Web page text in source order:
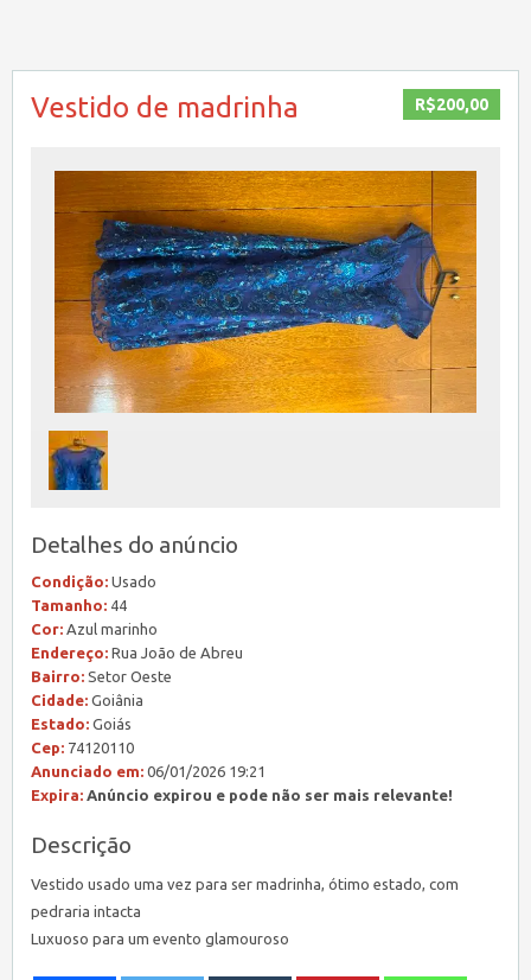
R$200,00
Vestido de madrinha
Detalhes do anúncio
Condição: Usado
Tamanho: 44
Cor: Azul marinho
Endereço: Rua João de Abreu
Bairro: Setor Oeste
Cidade: Goiânia
Estado: Goiás
Cep: 74120110
Anunciado em: 06/01/2026 19:21
Expira: Anúncio expirou e pode não ser mais relevante!
Descrição
Vestido usado uma vez para ser madrinha, ótimo estado, com
pedraria intacta
Luxuoso para um evento glamouroso